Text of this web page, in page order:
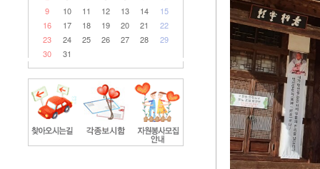
9
10 11 12 13 14
15
16
17 18 19 20 21
22
23
24 25 26 27 28
29
30
31